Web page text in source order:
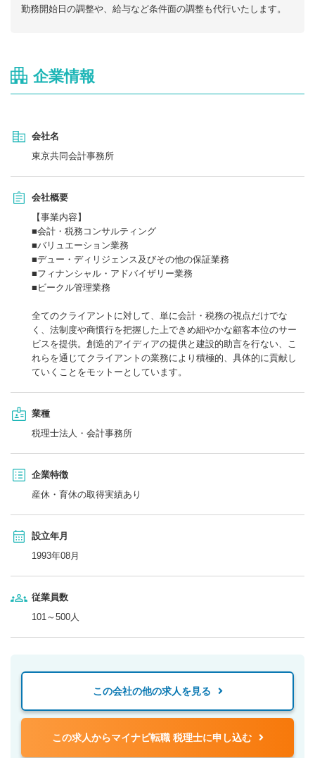
勤務開始日の調整や、給与など条件面の調整も代行いたします。
企業情報
会社名
東京共同会計事務所
会社概要
【事業内容】
■会計・税務コンサルティング
■バリュエーション業務
■デュー・ディリジェンス及びその他の保証業務
■フィナンシャル・アドバイザリー業務
■ビークル管理業務
全てのクライアントに対して、単に会計・税務の視点だけでな
く、法制度や商慣行を把握した上できめ細やかな顧客本位のサー
ビスを提供。創造的アイディアの提供と建設的助言を行ない、こ
れらを通じてクライアントの業務により積極的、具体的に貢献し
ていくことをモットーとしています。
業種
税理士法人・会計事務所
企業特徴
産休・育休の取得実績あり
設立年月
1993年08月
従業員数
101～500人
この会社の他の求人を見る
この求人からマイナビ転職 税理士に申し込む